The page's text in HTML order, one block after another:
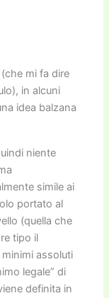
mi fa dire
in alcuni
idea balzana
niente
simile ai
portato al
(quella che
tipo il
assoluti
legale” di
definita in